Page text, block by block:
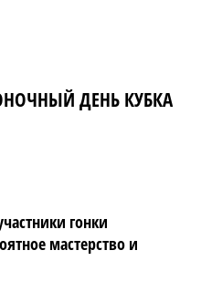
ДЕНЬ КУБКА
гонки
мастерство и